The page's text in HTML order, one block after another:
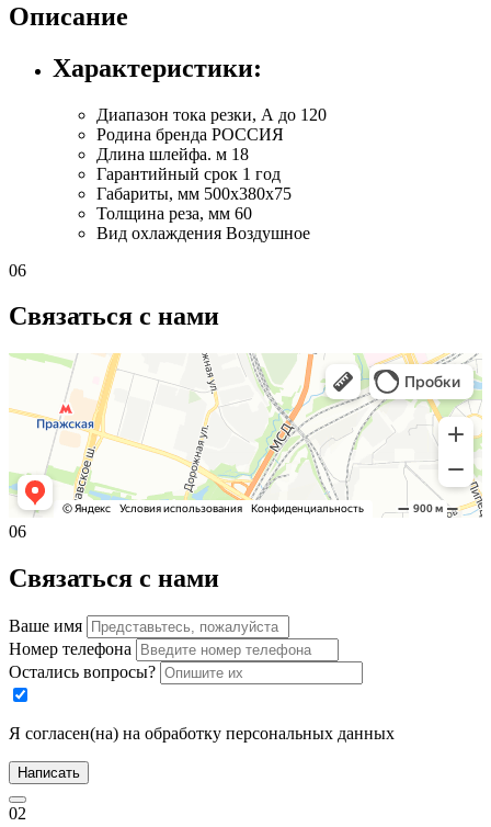
Описание
Характеристики:
Диапазон тока резки, А до 120
Родина бренда РОССИЯ
Длина шлейфа. м 18
Гарантийный срок 1 год
Габариты, мм 500х380х75
Толщина реза, мм 60
Вид охлаждения Воздушное
06
Связаться с нами
06
Связаться с нами
Ваше имя
Номер телефона
Остались вопросы?
Я согласен(на) на обработку персональных данных
Написать
02